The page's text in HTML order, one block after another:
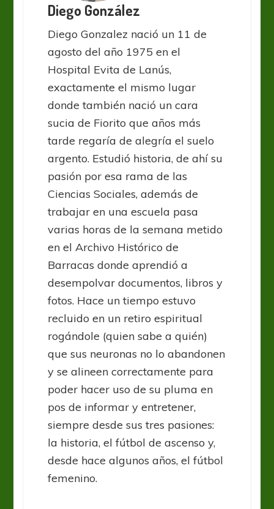
Diego González
Diego Gonzalez nació un 11 de
agosto del año 1975 en el
Hospital Evita de Lanús,
exactamente el mismo lugar
donde también nació un cara
sucia de Fiorito que años más
tarde regaría de alegría el suelo
argento. Estudió historia, de ahí su
pasión por esa rama de las
Ciencias Sociales, además de
trabajar en una escuela pasa
varias horas de la semana metido
en el Archivo Histórico de
Barracas donde aprendió a
desempolvar documentos, libros y
fotos. Hace un tiempo estuvo
recluido en un retiro espiritual
rogándole (quien sabe a quién)
que sus neuronas no lo abandonen
y se alineen correctamente para
poder hacer uso de su pluma en
pos de informar y entretener,
siempre desde sus tres pasiones:
la historia, el fútbol de ascenso y,
desde hace algunos años, el fútbol
femenino.